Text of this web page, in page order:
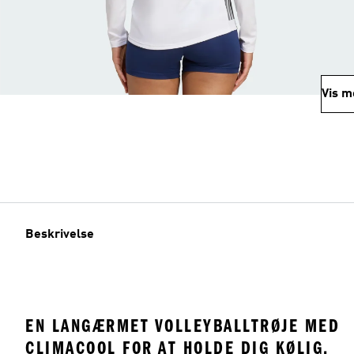
Vis
Beskrivelse
EN LANGÆRMET VOLLEYBALLTRØJE MED
CLIMACOOL FOR AT HOLDE DIG KØLIG,